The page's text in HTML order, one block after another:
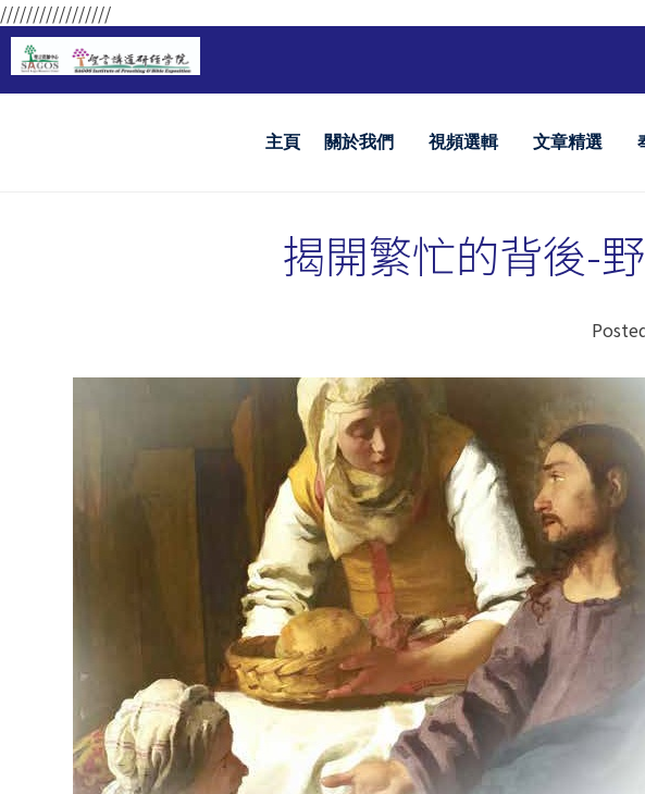
/////////////////
主頁 關於我們 視頻選輯 文章精選
揭開繁忙的背後-